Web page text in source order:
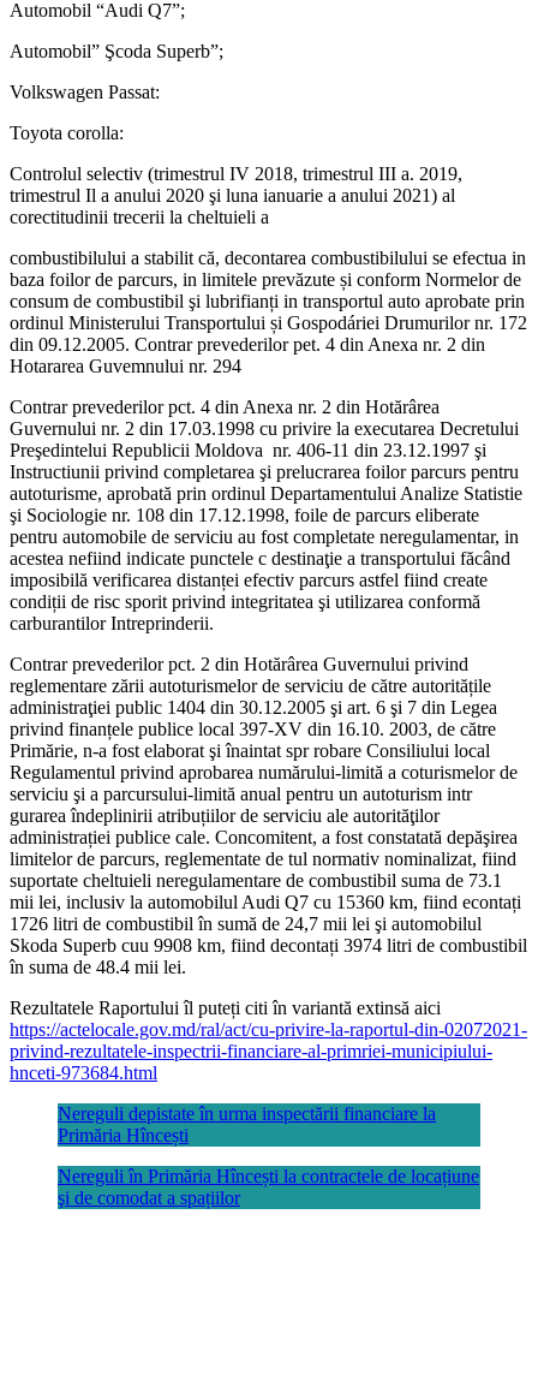
Automobil “Audi Q7”;
Automobil” Şcoda Superb”;
Volkswagen Passat:
Toyota corolla:
Controlul selectiv (trimestrul IV 2018, trimestrul III a. 2019,
trimestrul Il a anului 2020 şi luna ianuarie a anului 2021) al
corectitudinii trecerii la cheltuieli a
combustibilului a stabilit că, decontarea combustibilului se efectua in
baza foilor de parcurs, in limitele prevăzute și conform Normelor de
consum de combustibil şi lubrifianți in transportul auto aprobate prin
ordinul Ministerului Transportului și Gospodáriei Drumurilor nr. 172
din 09.12.2005. Contrar prevederilor pet. 4 din Anexa nr. 2 din
Hotararea Guvemnului nr. 294
Contrar prevederilor pct. 4 din Anexa nr. 2 din Hotărârea
Guvernului nr. 2 din 17.03.1998 cu privire la executarea Decretului
Preşedintelui Republicii Moldova nr. 406-11 din 23.12.1997 şi
Instructiunii privind completarea şi prelucrarea foilor parcurs pentru
autoturisme, aprobată prin ordinul Departamentului Analize Statistie
şi Sociologie nr. 108 din 17.12.1998, foile de parcurs eliberate
pentru automobile de serviciu au fost completate neregulamentar, in
acestea nefiind indicate punctele c destinaţie a transportului făcând
imposibilă verificarea distanței efectiv parcurs astfel fiind create
condiții de risc sporit privind integritatea şi utilizarea conformă
carburantilor Intreprinderii.
Contrar prevederilor pct. 2 din Hotărârea Guvernului privind
reglementare zării autoturismelor de serviciu de către autoritățile
administraţiei public 1404 din 30.12.2005 şi art. 6 şi 7 din Legea
privind finanțele publice local 397-XV din 16.10. 2003, de către
Primărie, n-a fost elaborat şi înaintat spr robare Consiliului local
Regulamentul privind aprobarea numărului-limită a coturismelor de
serviciu şi a parcursului-limită anual pentru un autoturism intr
gurarea îndeplinirii atribuțiilor de serviciu ale autorităţilor
administrației publice cale. Concomitent, a fost constatată depăşirea
limitelor de parcurs, reglementate de tul normativ nominalizat, fiind
suportate cheltuieli neregulamentare de combustibil suma de 73.1
mii lei, inclusiv la automobilul Audi Q7 cu 15360 km, fiind econtați
1726 litri de combustibil în sumă de 24,7 mii lei şi automobilul
Skoda Superb cuu 9908 km, fiind decontați 3974 litri de combustibil
în suma de 48.4 mii lei.
Rezultatele Raportului îl puteți citi în variantă extinsă aici
https://actelocale.gov.md/ral/act/cu-privire-la-raportul-din-02072021-
privind-rezultatele-inspectrii-financiare-al-primriei-municipiului-
hnceti-973684.html
Nereguli depistate în urma inspectării financiare la
Primăria Hîncești
Nereguli în Primăria Hîncești la contractele de locațiune
şi de comodat a spațiilor